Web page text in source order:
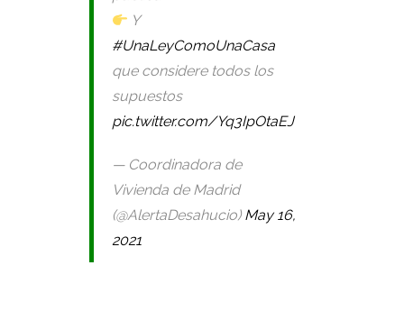
Y
#UnaLeyComoUnaCasa
que considere todos los
supuestos
pic.twitter.com/Yq3IpOtaEJ
— Coordinadora de
Vivienda de Madrid
(@AlertaDesahucio) May 16,
2021